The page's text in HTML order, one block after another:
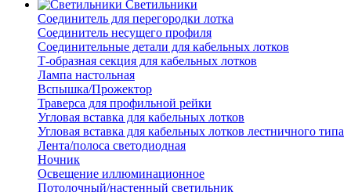
Светильники
Соединитель для перегородки лотка
Соединитель несущего профиля
Соединительные детали для кабельных лотков
Т-образная секция для кабельных лотков
Лампа настольная
Вспышка/Прожектор
Траверса для профильной рейки
Угловая вставка для кабельных лотков
Угловая вставка для кабельных лотков лестничного типа
Лента/полоса светодиодная
Ночник
Освещение иллюминационное
Потолочный/настенный светильник